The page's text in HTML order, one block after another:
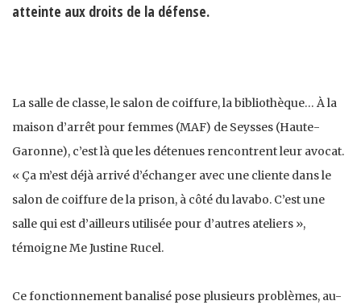
atteinte aux droits de la défense.
La salle de classe, le salon de coiffure, la bibliothèque… À la
maison d’arrêt pour femmes (MAF) de Seysses (Haute-
Garonne), c’est là que les détenues rencontrent leur avocat.
« Ça m’est déjà arrivé d’échanger avec une cliente dans le
salon de coiffure de la prison, à côté du lavabo. C’est une
salle qui est d’ailleurs utilisée pour d’autres ateliers »,
témoigne Me Justine Rucel.
Ce fonctionnement banalisé pose plusieurs problèmes, au-